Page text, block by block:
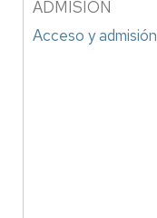
ADMISIÓN
Acceso y admisión